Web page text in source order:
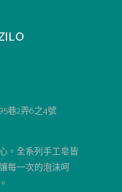
巷2弄6之4號
。全系列手工皂皆
每一次的泡沫呵